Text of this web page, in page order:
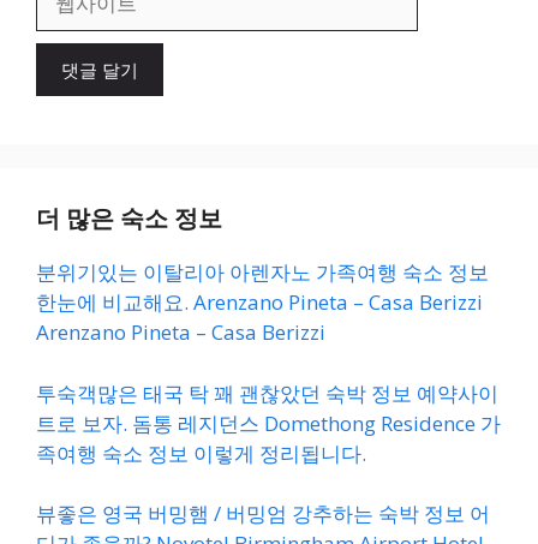
이
더 많은 숙소 정보
분위기있는 이탈리아 아렌자노 가족여행 숙소 정보
한눈에 비교해요. Arenzano Pineta – Casa Berizzi
Arenzano Pineta – Casa Berizzi
투숙객많은 태국 탁 꽤 괜찮았던 숙박 정보 예약사이
트로 보자. 돔통 레지던스 Domethong Residence 가
족여행 숙소 정보 이렇게 정리됩니다.
뷰좋은 영국 버밍햄 / 버밍엄 강추하는 숙박 정보 어